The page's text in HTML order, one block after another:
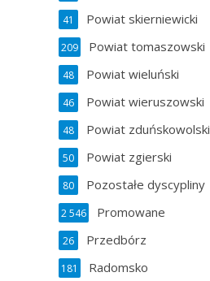
Powiat skierniewicki
41
Powiat tomaszowski
209
Powiat wieluński
48
Powiat wieruszowski
46
Powiat zduńskowolski
48
Powiat zgierski
50
Pozostałe dyscypliny
80
Promowane
2 546
Przedbórz
26
Radomsko
181